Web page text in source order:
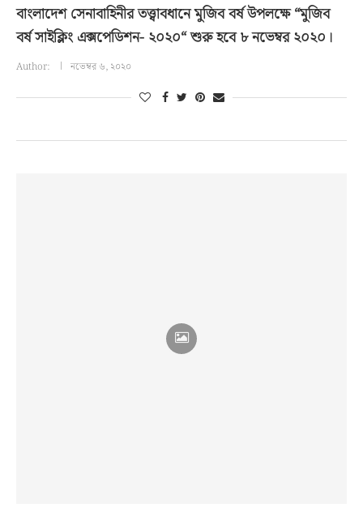
বাংলাদেশ সেনাবাহিনীর তত্ত্বাবধানে মুজিব বর্ষ উপলক্ষে “মুজিব
বর্ষ সাইক্লিং এক্সপেডিশন- ২০২০“ শুরু হবে ৮ নভেম্বর ২০২০।
Author: নভেম্বর ৬, ২০২০